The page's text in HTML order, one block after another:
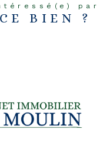
par
CE BIEN ?